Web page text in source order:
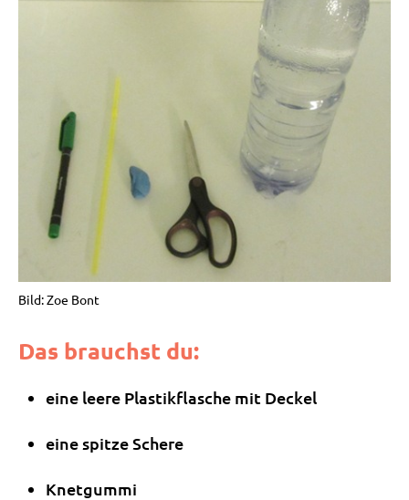
Bild: Zoe Bont
Das brauchst du:
eine leere Plastikflasche mit Deckel
eine spitze Schere
Knetgummi